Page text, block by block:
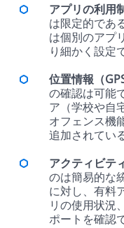
アプリの利用
は限定的であ
は個別のアプ
り細かく設定
位置情報（
の確認は可能
ア（学校や自
オフェンス機
追加されてい
アクティビテ
のは簡易的な
に対し、有料
リの使用状況
ポートを確認